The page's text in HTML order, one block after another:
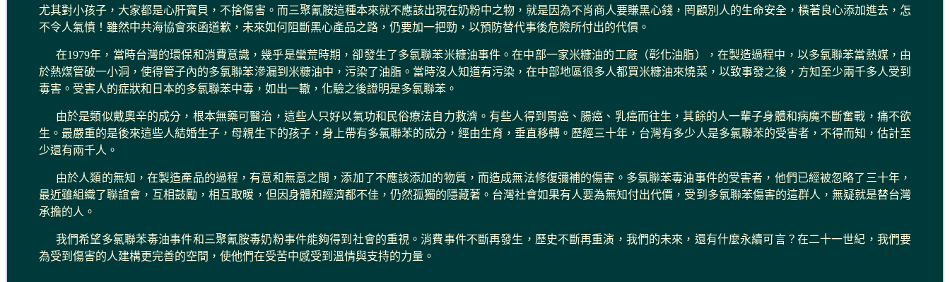
尤其對小孩子，大家都是心肝寶貝，不捨傷害。而三聚氰胺這種本來就不應該出現在奶粉中之物，就是因為不肖商人要賺黑心錢，罔顧別人的生命安全，橫著良心添加進去，怎
不令人氣憤！雖然中共海協會來函道歉，未來如何阻斷黑心產品之路，仍要加一把勁，以預防替代事後危險所付出的代價。
在1979年，當時台灣的環保和消費意識，幾乎是蠻荒時期，卻發生了多氯聯苯米糠油事件。在中部一家米糠油的工廠（彰化油脂），在製造過程中，以多氯聯苯當熱媒，由
於熱煤管破一小洞，使得管子內的多氯聯苯滲漏到米糠油中，污染了油脂。當時沒人知道有污染，在中部地區很多人都買米糠油來燒菜，以致事發之後，方知至少兩千多人受到
毒害。受害人的症狀和日本的多氯聯苯中毒，如出一轍，化驗之後證明是多氯聯苯。
由於是類似戴奧辛的成分，根本無藥可醫治，這些人只好以氣功和民俗療法自力救濟。有些人得到胃癌、腸癌、乳癌而往生，其餘的人一輩子身體和病魔不斷奮戰，痛不欲
生。最嚴重的是後來這些人結婚生子，母親生下的孩子，身上帶有多氯聯苯的成分，經由生育，垂直移轉。歷經三十年，台灣有多少人是多氯聯苯的受害者，不得而知，估計至
少還有兩千人。
由於人類的無知，在製造產品的過程，有意和無意之間，添加了不應該添加的物質，而造成無法修復彌補的傷害。多氯聯苯毒油事件的受害者，他們已經被忽略了三十年，
最近雖組織了聯誼會，互相鼓勵，相互取暖，但因身體和經濟都不佳，仍然孤獨的隱藏著。台灣社會如果有人要為無知付出代價，受到多氯聯苯傷害的這群人，無疑就是替台灣
承擔的人。
我們希望多氯聯苯毒油事件和三聚氰胺毒奶粉事件能夠得到社會的重視。消費事件不斷再發生，歷史不斷再重演，我們的未來，還有什麼永續可言？在二十一世紀，我們要
為受到傷害的人建構更完善的空間，使他們在受苦中感受到溫情與支持的力量。